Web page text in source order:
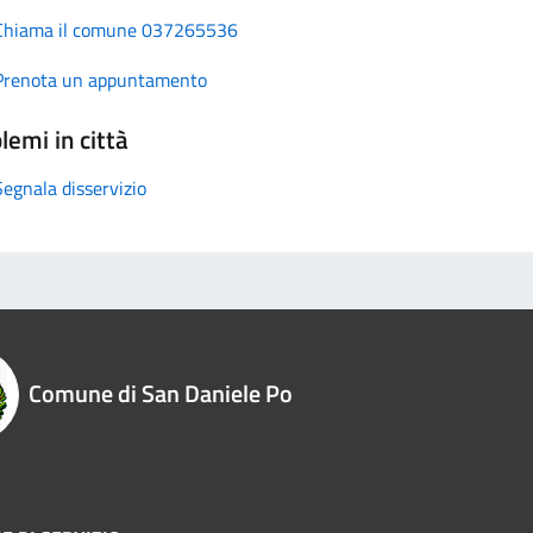
il comune 037265536
un appuntamento
in città
disservizio
Comune di San Daniele Po